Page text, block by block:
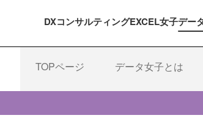
DXコンサルティングEXCEL女子デー
TOPページ データ女子とは